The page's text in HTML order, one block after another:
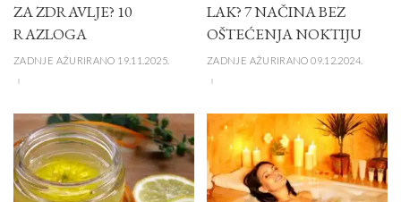
ZA ZDRAVLJE? 10
RAZLOGA
ZADNJE AŽURIRANO 19.11.2025.
LAK? 7 NAČINA BEZ
OŠTEĆENJA NOKTIJU
ZADNJE AŽURIRANO 09.12.2024.